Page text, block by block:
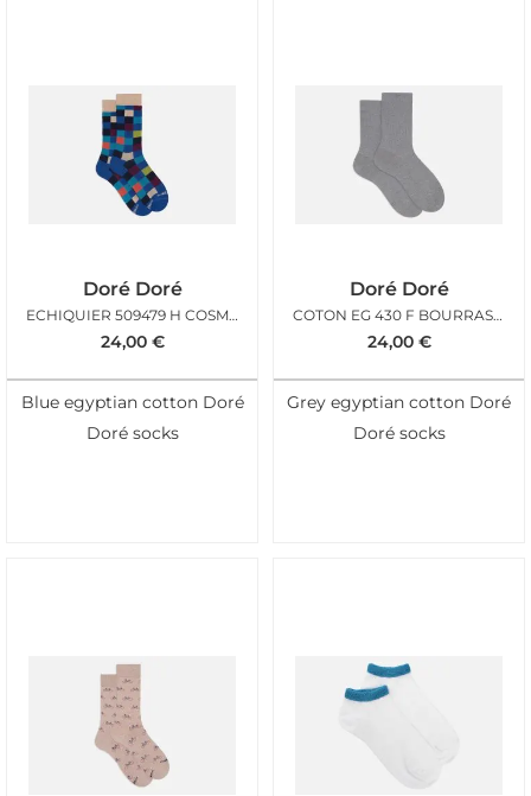
Doré Doré
ECHIQUIER 509479 H COSMOS PAON
24,00 €
Blue egyptian cotton Doré
Doré socks
Doré Doré
COTON EG 430 F BOURRASQUE
24,00 €
Grey egyptian cotton Doré
Doré socks